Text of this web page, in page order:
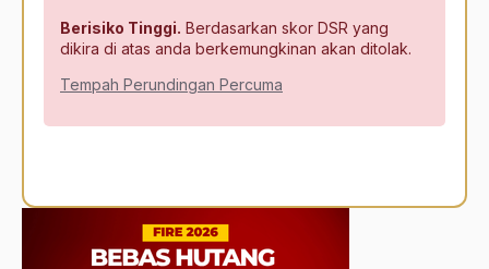
Berisiko Tinggi. Berdasarkan skor DSR yang
dikira di atas anda berkemungkinan akan ditolak.
Tempah Perundingan Percuma